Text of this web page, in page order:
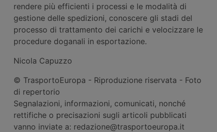
rendere più efficienti i processi e le modalità di
gestione delle spedizioni, conoscere gli stadi del
processo di trattamento dei carichi e velocizzare le
procedure doganali in esportazione.
Nicola Capuzzo
© TrasportoEuropa - Riproduzione riservata - Foto
di repertorio
Segnalazioni, informazioni, comunicati, nonché
rettifiche o precisazioni sugli articoli pubblicati
vanno inviate a: redazione@trasportoeuropa.it